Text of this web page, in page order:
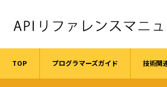
TOP プログラマーズガイド 技術関